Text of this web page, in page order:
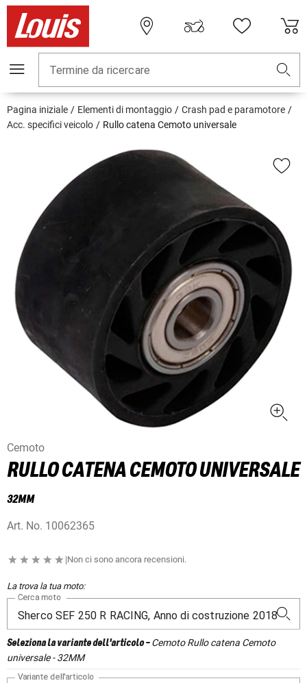
Termine da ricercare
Pagina iniziale Elementi di montaggio
Crash pad e paramotore
Acc. specifici veicolo
Rullo catena Cemoto universale
Cemoto
RULLO CATENA CEMOTO UNIVERSALE
32MM
Art. No. 10062365
|Non ci sono ancora recensioni.
La trova la tua moto:
Cerca moto
Seleziona la variante dell'articolo-Cemoto Rullo catena Cemoto
universale - 32MM
Variante dell'articolo